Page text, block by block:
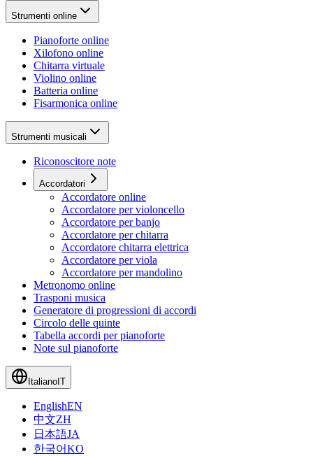
Strumenti online
Pianoforte online
Xilofono online
Chitarra virtuale
Violino online
Batteria online
Fisarmonica online
Strumenti musicali
Riconoscitore note
Accordatori
Accordatore online
Accordatore per violoncello
Accordatore per banjo
Accordatore per chitarra
Accordatore chitarra elettrica
Accordatore per viola
Accordatore per mandolino
Metronomo online
Trasponi musica
Generatore di progressioni di accordi
Circolo delle quinte
Tabella accordi per pianoforte
Note sul pianoforte
Italiano IT
EnglishEN
中文ZH
日本語JA
한국어KO